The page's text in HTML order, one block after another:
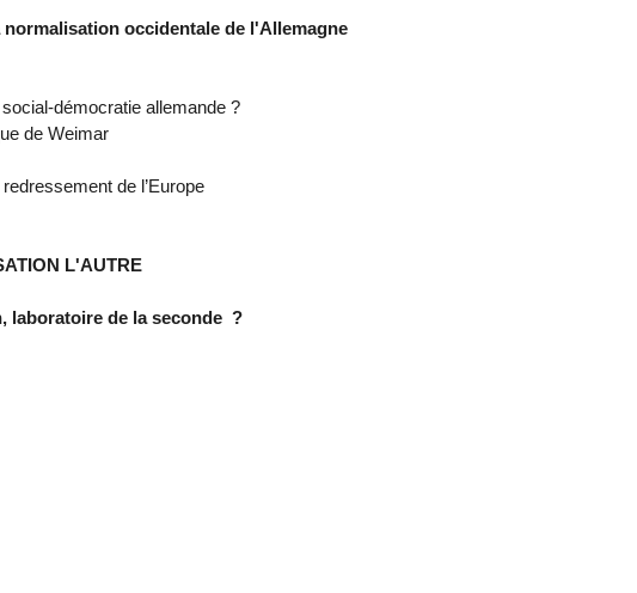
occidentale de l'Allemagne
démocratie allemande ?
de Weimar
de l’Europe
L'AUTRE
laboratoire de la seconde ?